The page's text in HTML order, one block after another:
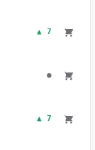
▲ 7
●
▲ 7